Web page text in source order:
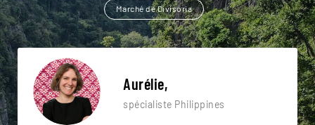
Marché de Divisoria
Aurélie,
spécialiste Philippines